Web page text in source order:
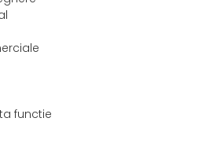
functie